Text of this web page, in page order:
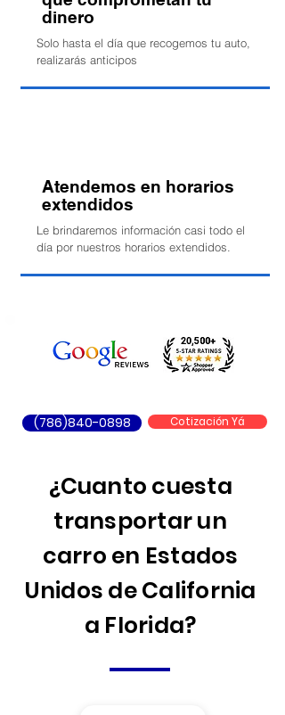
dinero
Solo hasta el día que recogemos tu auto,
realizarás anticipos
Atendemos en horarios
extendidos
Le brindaremos información casi todo el
día por nuestros horarios extendidos.
(786)840-0898 Cotización Yá
¿Cuanto cuesta
transportar un
carro en Estados
Unidos de California
a Florida?